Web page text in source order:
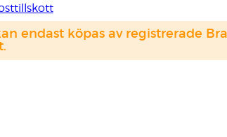
endast köpas av registrerade